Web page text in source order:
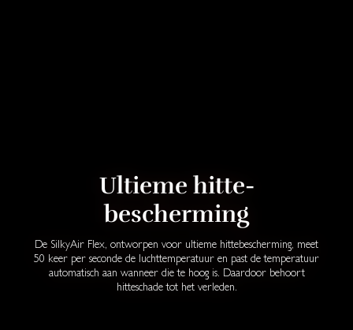
Ultieme hitte­
bescherming
De SilkyAir Flex, ontworpen voor ultieme hittebescherming, meet
50 keer per seconde de luchttemperatuur en past de temperatuur
automatisch aan wanneer die te hoog is. Daardoor behoort
hitteschade tot het verleden.